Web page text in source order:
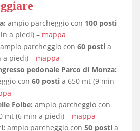
ampio parcheggio con 100 posti
a piedi) – mappa
ampio parcheggio con 60 posti a
a piedi) – mappa
pedonale Parco di Monza:
con 60 posti a 650 mt (9 min
Foibe: ampio parcheggio con
mt (6 min a piedi) – mappa
ampio parcheggio con 50 posti a